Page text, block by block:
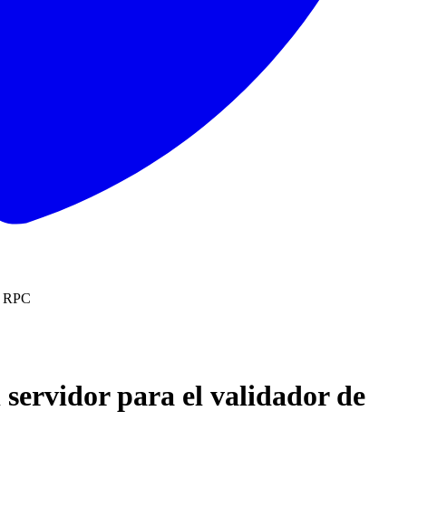
para el validador de